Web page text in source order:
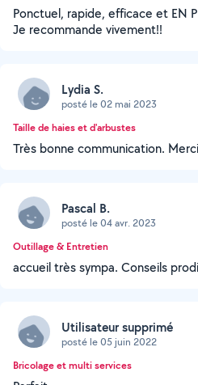
Ponctuel, rapide, efficace et EN
Je recommande vivement!!
Lydia S.
posté le 02 mai 2023
Taille de haies et d'arbustes
Très bonne communication. Merci
Pascal B.
posté le 04 avr. 2023
Outillage & Entretien
accueil très sympa. Conseils
Utilisateur supprimé
posté le 05 juin 2022
Bricolage et multi services